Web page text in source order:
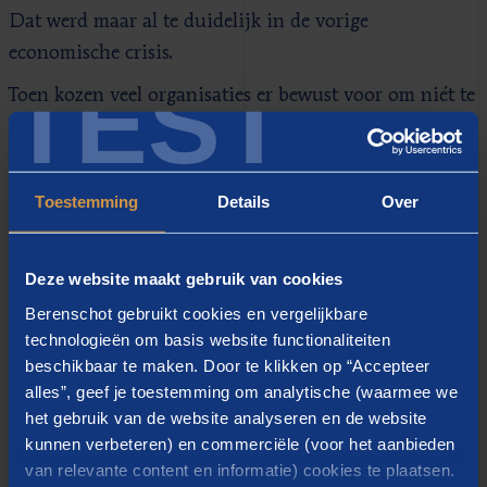
TEST
Toestemming Details Over
Deze website maakt gebruik van cookies
Berenschot gebruikt cookies en vergelijkbare
technologieën om basis website functionaliteiten
beschikbaar te maken. Door te klikken op “Accepteer
alles”, geef je toestemming om analytische (waarmee we
het gebruik van de website analyseren en de website
kunnen verbeteren) en commerciële (voor het aanbieden
van relevante content en informatie) cookies te plaatsen.
Dat werd maar al te duidelijk in de vorige
economische crisis.
Toen kozen veel organisaties er bewust voor om niét te
blijven investeren in hun medewerkers. Deze
ongelukkige beslissing leidde tot twee grote gevolgen.
Medewerkers waren onvoldoende voorbereid op
de nieuwe koers van de organisatie en konden
vrijgemaakt moest worden om de nieuwe kloof te
overbruggen.
Het gebrek aan investering in persoonlijke
ontwikkeling zorgde ervoor dat veel mensen voor